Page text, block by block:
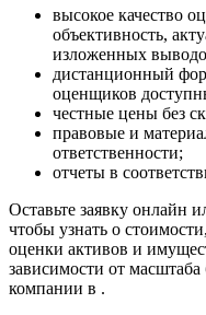
высокое качество
объективность,
изложенных
дистанционный
оценщиков
честные цены без
правовые и
ответственности;
отчеты в
Оставьте заявку онлайн
чтобы узнать о
оценки активов и
зависимости от
компании в .
Кинель
Кинешма
Кириши
Киров
Кировск
Кисловодск
Клинцы
Ковров
Когалым
Кодинск